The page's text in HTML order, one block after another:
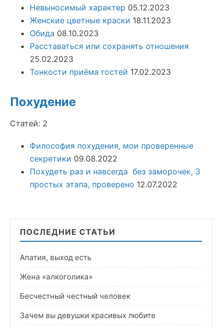
Невыносимый характер 05.12.2023
Женские цветные краски 18.11.2023
Обида 08.10.2023
Расставаться или сохранять отношения
25.02.2023
Тонкости приёма гостей 17.02.2023
Похудение
Статей: 2
Философия похудения, мои проверенные
секретики 09.08.2022
Похудеть раз и навсегда без заморочек, 3
простых этапа, проверено 12.07.2022
ПОСЛЕДНИЕ СТАТЬИ
Апатия, выход есть
Жена «алкоголика»
Бесчестный честный человек
Зачем вы девушки красивых любите